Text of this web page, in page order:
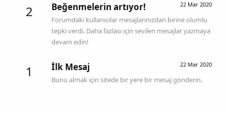
2 22 Mar 2020
Beğenmelerin artıyor!
Forumdaki kullanıcılar mesajlarınızdan birine olumlu
tepki verdi. Daha fazlası için sevilen mesajlar yazmaya
devam edin!
1 22 Mar 2020
İlk Mesaj
Bunu almak için sitede bir yere bir mesaj gönderin.